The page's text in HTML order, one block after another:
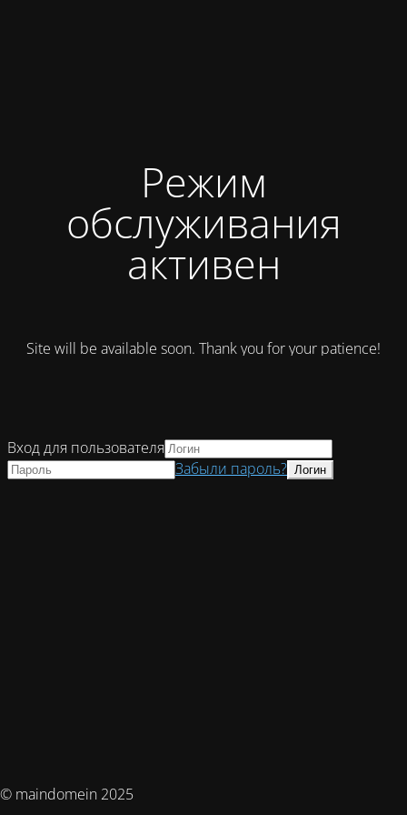
Режим
обслуживания
активен
Site will be available soon. Thank you for your patience!
© maindomein 2025
Вход для пользователя
Забыли пароль?